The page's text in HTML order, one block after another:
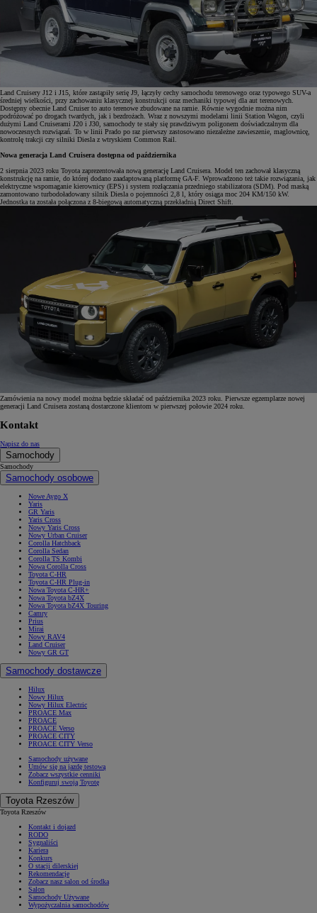
Land Cruisery J12 i J15, które zastąpiły serię J9, łączyły cechy samochodu terenowego oraz typowego SUV-a
średniej wielkości, przy zachowaniu klasycznej konstrukcji oraz mechaniki typowej dla aut terenowych.
Dostępny obecnie Land Cruiser to auto terenowe zbudowane na ramie. Równie wygodnie można nim
podróżować po drogach twardych, jak i bezdrożach. Wraz z nowszymi modelami linii Station Wagon, czyli
dużymi Land Cruiserami J20 i J30, samochody te stały się prawdziwym poligonem doświadczalnym dla
nowoczesnych rozwiązań. To w linii Prado po raz pierwszy zastosowano niezależne zawieszenie, maglownicę,
kontrolę trakcji czy silniki Diesla z wtryskiem Common Rail.
Nowa generacja Land Cruisera dostępna od października
2 sierpnia 2023 roku Toyota zaprezentowała nową generację Land Cruisera. Model ten zachował klasyczną
konstrukcję na ramie, do której dodano zaadaptowaną platformę GA-F. Wprowadzono też takie rozwiązania, jak
elektryczne wspomaganie kierownicy (EPS) i system rozłączania przedniego stabilizatora (SDM). Pod maską
zamontowano turbodoładowany silnik Diesla o pojemności 2,8 l, który osiąga moc 204 KM/150 kW.
Jednostka ta została połączona z 8-biegową automatyczną przekładnią Direct Shift.
Zamówienia na nowy model można będzie składać od października 2023 roku. Pierwsze egzemplarze nowej
generacji Land Cruisera zostaną dostarczone klientom w pierwszej połowie 2024 roku.
Kontakt
Napisz do nas
Samochody
Samochody
Samochody osobowe
Nowe Aygo X
Yaris
GR Yaris
Yaris Cross
Nowy Yaris Cross
Nowy Urban Cruiser
Corolla Hatchback
Corolla Sedan
Corolla TS Kombi
Nowa Corolla Cross
Toyota C-HR
Toyota C-HR Plug-in
Nowa Toyota C-HR+
Nowa Toyota bZ4X
Nowa Toyota bZ4X Touring
Camry
Prius
Mirai
Nowy RAV4
Land Cruiser
Nowy GR GT
Samochody dostawcze
Hilux
Nowy Hilux
Nowy Hilux Electric
PROACE Max
PROACE
PROACE Verso
PROACE CITY
PROACE CITY Verso
Samochody używane
Umów się na jazdę testową
Zobacz wszystkie cenniki
Konfiguruj swoją Toyotę
Toyota Rzeszów
Toyota Rzeszów
Kontakt i dojazd
RODO
Sygnaliści
Kariera
Konkurs
O stacji dilerskiej
Rekomendacje
Zobacz nasz salon od środka
Salon
Samochody Używane
Wypożyczalnia samochodów